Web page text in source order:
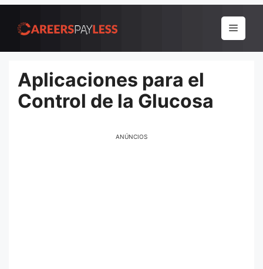
para
conteúdo
Menu
Aplicaciones para el
Control de la Glucosa
ANÚNCIOS